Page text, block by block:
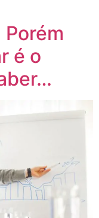
é o